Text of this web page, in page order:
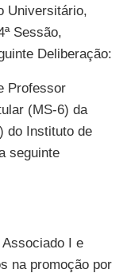
Universitário,
Sessão,
Deliberação:
Professor
(MS-6) da
do Instituto de
seguinte
I e
na promoção por